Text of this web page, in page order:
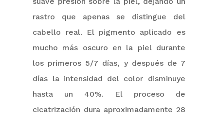
rastro que apenas se distingue del
cabello real. El pigmento aplicado es
mucho más oscuro en la piel durante
los primeros 5/7 días, y después de 7
días la intensidad del color disminuye
hasta un 40%. El proceso de
cicatrización dura aproximadamente 28